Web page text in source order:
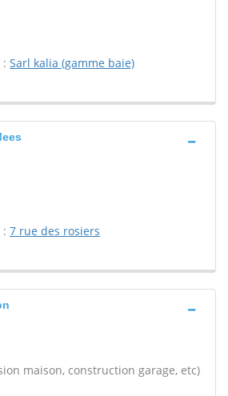
Sarl kalia (gamme baie)
7 rue des rosiers
maison, construction garage, etc)